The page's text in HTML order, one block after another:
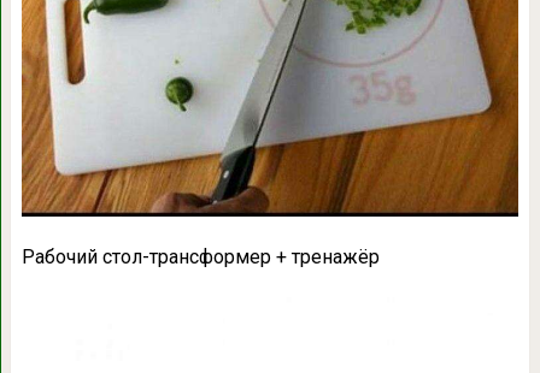
Рабочий стол-трансформер + тренажёр